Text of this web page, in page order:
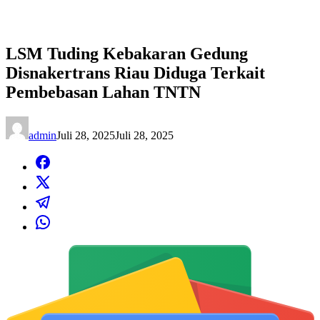
LSM Tuding Kebakaran Gedung
Disnakertrans Riau Diduga Terkait
Pembebasan Lahan TNTN
adminJuli 28, 2025Juli 28, 2025